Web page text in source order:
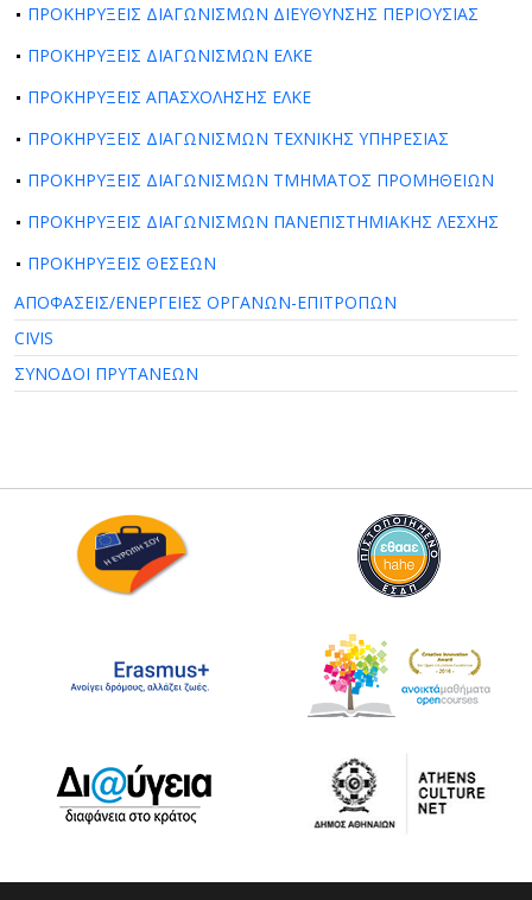
ΠΡΟΚΗΡΥΞΕΙΣ ΔΙΑΓΩΝΙΣΜΩΝ ΔΙΕΥΘΥΝΣΗΣ ΠΕΡΙΟΥΣΙΑΣ
ΠΡΟΚΗΡΥΞΕΙΣ ΔΙΑΓΩΝΙΣΜΩΝ ΕΛΚΕ
ΠΡΟΚΗΡΥΞΕΙΣ ΑΠΑΣΧΟΛΗΣΗΣ ΕΛΚΕ
ΠΡΟΚΗΡΥΞΕΙΣ ΔΙΑΓΩΝΙΣΜΩΝ ΤΕΧΝΙΚΗΣ ΥΠΗΡΕΣΙΑΣ
ΠΡΟΚΗΡΥΞΕΙΣ ΔΙΑΓΩΝΙΣΜΩΝ ΤΜΗΜΑΤΟΣ ΠΡΟΜΗΘΕΙΩΝ
ΠΡΟΚΗΡΥΞΕΙΣ ΔΙΑΓΩΝΙΣΜΩΝ ΠΑΝΕΠΙΣΤΗΜΙΑΚΗΣ ΛΕΣΧΗΣ
ΠΡΟΚΗΡΥΞΕΙΣ ΘΕΣΕΩΝ
ΑΠΟΦΑΣΕΙΣ/ΕΝΕΡΓΕΙΕΣ ΟΡΓΑΝΩΝ-ΕΠΙΤΡΟΠΩΝ
CIVIS
ΣΥΝΟΔΟΙ ΠΡΥΤΑΝΕΩΝ